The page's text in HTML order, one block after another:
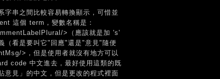
字串之間比較容易轉換顯示，可惜並
這個 term，變數名稱是：
>（應該就是加 's'
（看是要叫它"回應"還是"意見"隨便
>，但是使用者就沒有地方可以
code 中文進去，最好使用這類的既
意見」的中文，但是更改的程式裡面